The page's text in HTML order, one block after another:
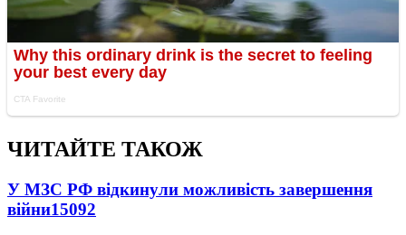
ЧИТАЙТЕ ТАКОЖ
У МЗС РФ відкинули можливість завершення
війни15092